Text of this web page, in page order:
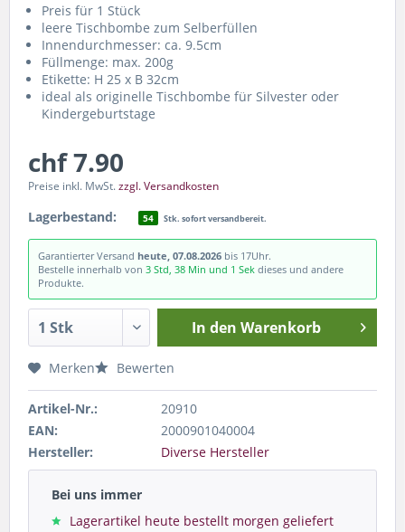
Preis für 1 Stück
leere Tischbombe zum Selberfüllen
Innendurchmesser: ca. 9.5cm
Füllmenge: max. 200g
Etikette: H 25 x B 32cm
ideal als originelle Tischbombe für Silvester oder
Kindergeburtstage
chf 7.90
Preise inkl. MwSt.zzgl. Versandkosten
Lagerbestand: 54 Stk. sofort versandbereit.
Garantierter Versand heute, 07.08.2026 bis 17Uhr.
Bestelle innerhalb von 3 Std, 38 Min und 1 Sek dieses und andere
Produkte.
In den Warenkorb
Merken Bewerten
Artikel-Nr.:
20910
EAN:
2000901040004
Hersteller:
Diverse Hersteller
Bei uns immer
Lagerartikel heute bestellt morgen geliefert